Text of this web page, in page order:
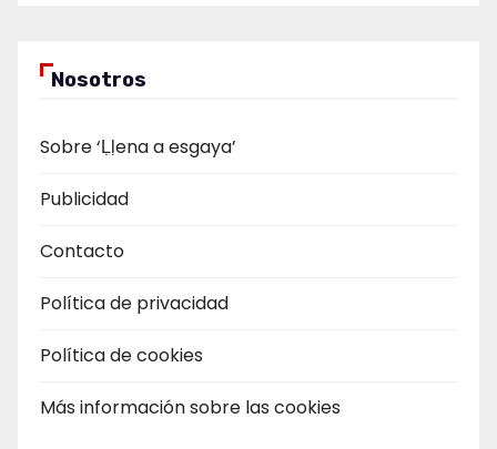
Nosotros
Sobre ‘Ḷḷena a esgaya’
Publicidad
Contacto
Política de privacidad
Política de cookies
Más información sobre las cookies